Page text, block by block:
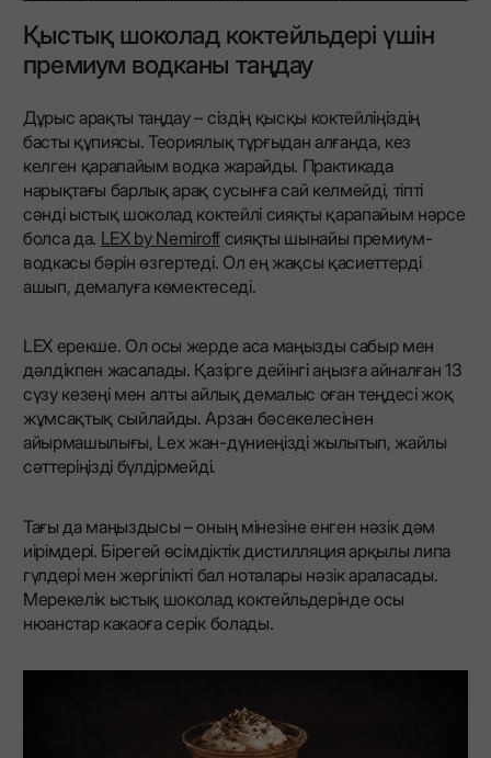
Қыстық шоколад коктейльдері үшін
премиум водканы таңдау
Дұрыс арақты таңдау – сіздің қысқы коктейліңіздің
басты құпиясы. Теориялық тұрғыдан алғанда, кез
келген қарапайым водка жарайды. Практикада
нарықтағы барлық арақ сусынға сай келмейді, тіпті
сәнді ыстық шоколад коктейлі сияқты қарапайым нәрсе
болса да. LEX by Nemiroffсияқты шынайы премиум-
водкасы бәрін өзгертеді. Ол ең жақсы қасиеттерді
ашып, демалуға көмектеседі.
LEX ерекше. Ол осы жерде аса маңызды сабыр мен
дәлдікпен жасалады. Қазірге дейінгі аңызға айналған 13
сүзу кезеңі мен алты айлық демалыс оған теңдесі жоқ
жұмсақтық сыйлайды. Арзан бәсекелесінен
айырмашылығы, Lex жан-дүниеңізді жылытып, жайлы
сәттеріңізді бүлдірмейді.
Тағы да маңыздысы – оның мінезіне енген нәзік дәм
иірімдері. Бірегей өсімдіктік дистилляция арқылы липа
гүлдері мен жергілікті бал ноталары нәзік араласады.
Мерекелік ыстық шоколад коктейльдерінде осы
нюанстар какаоға серік болады.